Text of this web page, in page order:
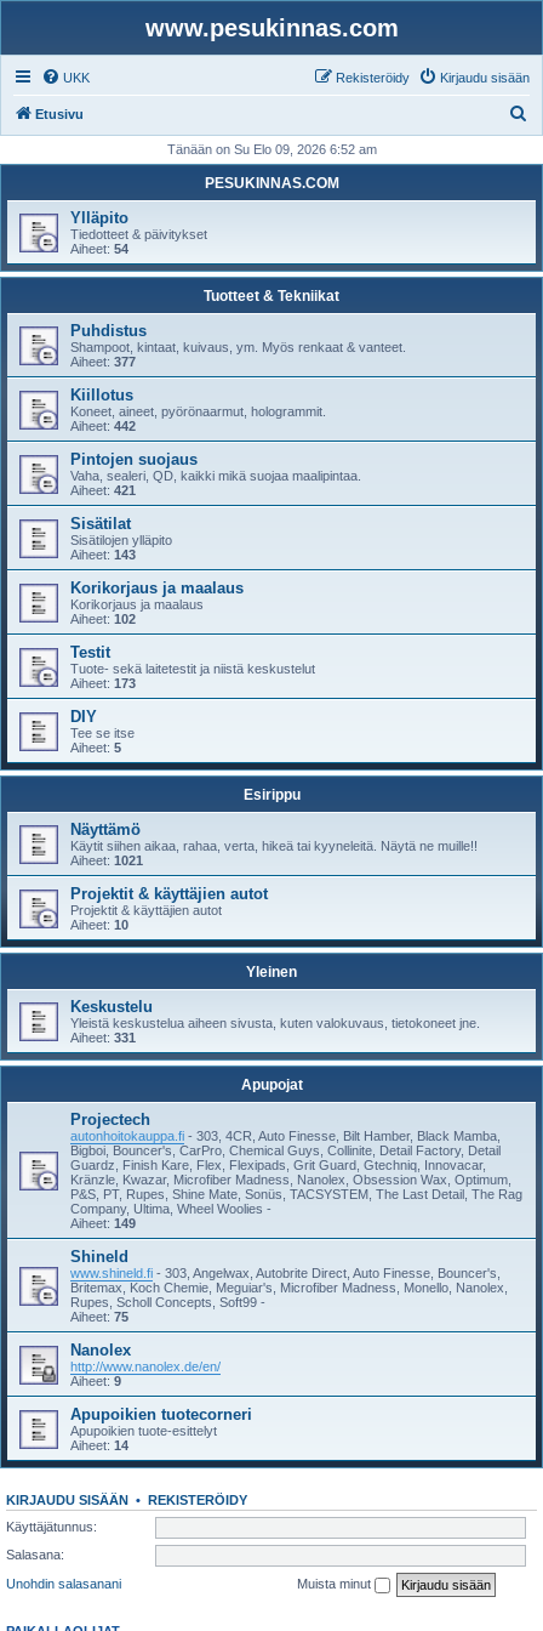
www.pesukinnas.com
UKK Kirjaudu sisään
Rekisteröidy
Etusivu
i
Tänään on Su Elo 09, 2026 6:52 am
PESUKINNAS.COM
Ylläpito
Tiedotteet & päivitykset
Aiheet: 54
Tuotteet & Tekniikat
Puhdistus
Shampoot, kintaat, kuivaus, ym. Myös renkaat & vanteet.
Aiheet: 377
Kiillotus
Koneet, aineet, pyörönaarmut, hologrammit.
Aiheet: 442
Pintojen suojaus
Vaha, sealeri, QD, kaikki mikä suojaa maalipintaa.
Aiheet: 421
Sisätilat
Sisätilojen ylläpito
Aiheet: 143
Korikorjaus ja maalaus
Korikorjaus ja maalaus
Aiheet: 102
Testit
Tuote- sekä laitetestit ja niistä keskustelut
Aiheet: 173
DIY
Tee se itse
Aiheet: 5
Esirippu
Näyttämö
Käytit siihen aikaa, rahaa, verta, hikeä tai kyyneleitä. Näytä ne muille!!
Aiheet: 1021
Projektit & käyttäjien autot
Projektit & käyttäjien autot
Aiheet: 10
Yleinen
Keskustelu
Yleistä keskustelua aiheen sivusta, kuten valokuvaus, tietokoneet jne.
Aiheet: 331
Apupojat
Projectech
autonhoitokauppa.fi - 303, 4CR, Auto Finesse, Bilt Hamber, Black Mamba,
Bigboi, Bouncer's, CarPro, Chemical Guys, Collinite, Detail Factory, Detail
Guardz, Finish Kare, Flex, Flexipads, Grit Guard, Gtechniq, Innovacar,
Kränzle, Kwazar, Microfiber Madness, Nanolex, Obsession Wax, Optimum,
P&S, PT, Rupes, Shine Mate, Sonüs, TACSYSTEM, The Last Detail, The Rag
Company, Ultima, Wheel Woolies -
Aiheet: 149
Shineld
www.shineld.fi - 303, Angelwax, Autobrite Direct, Auto Finesse, Bouncer's,
Britemax, Koch Chemie, Meguiar's, Microfiber Madness, Monello, Nanolex,
Rupes, Scholl Concepts, Soft99 -
Aiheet: 75
Nanolex
http://www.nanolex.de/en/
Aiheet: 9
Apupoikien tuotecorneri
Apupoikien tuote-esittelyt
Aiheet: 14
KIRJAUDU SISÄÄN • REKISTERÖIDY
Käyttäjätunnus:
Salasana:
Unohdin salasanani
Muista minut